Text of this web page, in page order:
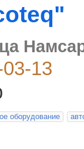
13
оборудование